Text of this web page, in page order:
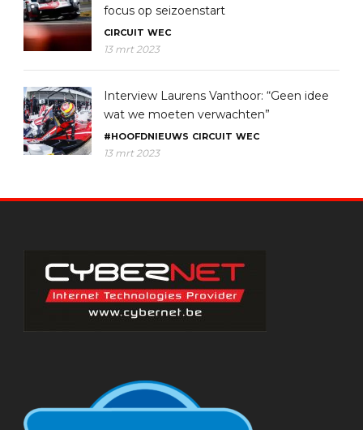
focus op seizoenstart
CIRCUIT WEC
13 mrt 2023
Interview Laurens Vanthoor: “Geen idee
wat we moeten verwachten”
#HOOFDNIEUWS CIRCUIT WEC
13 mrt 2023